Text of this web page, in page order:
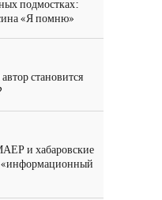
подмостках:
«Я помню»
становится
и хабаровские
«информационный